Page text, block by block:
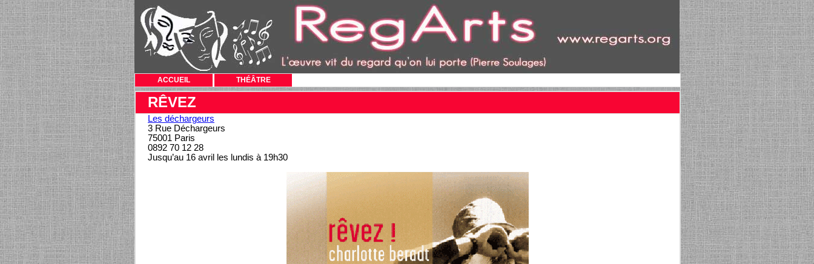
ACCUEIL THÉÂTRE
RÊVEZ
Les déchargeurs
3 Rue Déchargeurs
75001 Paris
0892 70 12 28
Jusqu’au 16 avril les lundis à 19h30